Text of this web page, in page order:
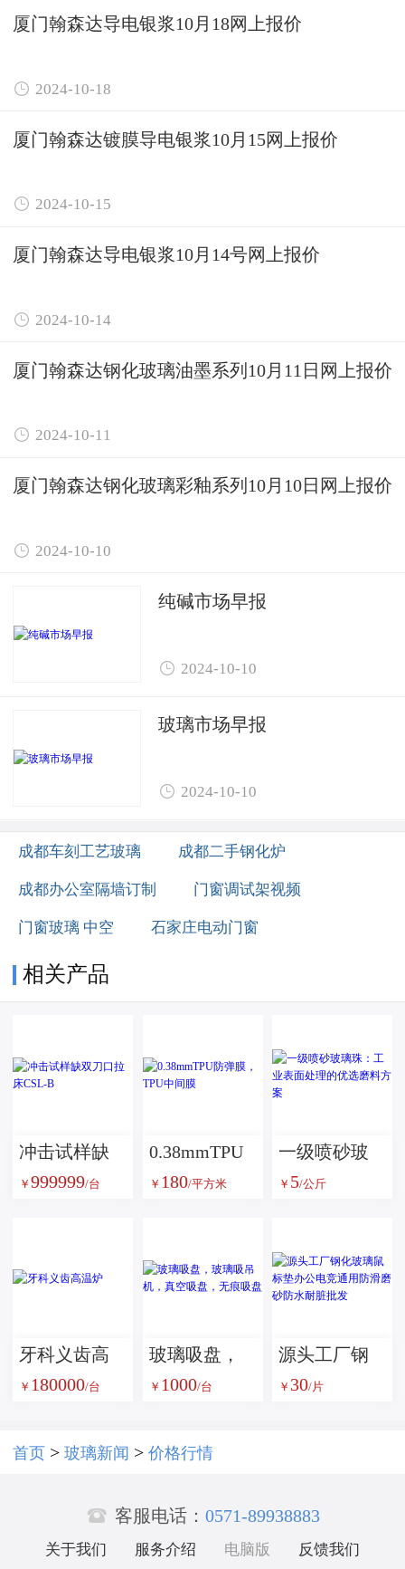
厦门翰森达导电银浆10月18网上报价
 2024-10-18
厦门翰森达镀膜导电银浆10月15网上报价
 2024-10-15
厦门翰森达导电银浆10月14号网上报价
 2024-10-14
厦门翰森达钢化玻璃油墨系列10月11日网上报价
 2024-10-11
厦门翰森达钢化玻璃彩釉系列10月10日网上报价
 2024-10-10
纯碱市场早报
 2024-10-10
玻璃市场早报
 2024-10-10
成都车刻工艺玻璃 成都二手钢化炉
成都办公室隔墙订制 门窗调试架视频
门窗玻璃 中空 石家庄电动门窗
相关产品
冲击试样缺
双刀口拉床
￥ 999999/台
0.38mmTPU
防弹膜，TPU
￥ 180/平方米
一级喷砂玻
璃珠：工业
案
￥ 5/公斤
牙科义齿高
温炉
￥ 180000/台
玻璃吸盘，
玻璃吸吊
盘，无痕吸
￥ 1000/台
源头工厂钢
化玻璃鼠标
批发
￥ 30/片
首页 > 玻璃新闻 > 价格行情
 客服电话： 0571-89938883
关于我们 服务介绍 电脑版 反馈我们